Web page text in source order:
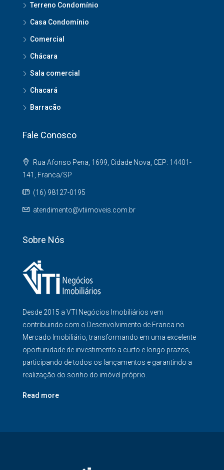
Terreno Condomínio
Casa Condomínio
Comercial
Chácara
Sala comercial
Chacará
Barracão
Fale Conosco
Rua Afonso Pena, 1699, Cidade Nova, CEP: 14401-
141, Franca/SP
(16) 98127-0195
atendimento@vtiimoveis.com.br
Sobre Nós
Desde 2015 a VTI Negócios Imobiliários vem
contribuindo com o Desenvolvimento de Franca no
Mercado Imobiliário, transformando em uma excelente
oportunidade de investimento a curto e longo prazos,
participando de todos os lançamentos e garantindo a
realização do sonho do imóvel próprio.
Read more